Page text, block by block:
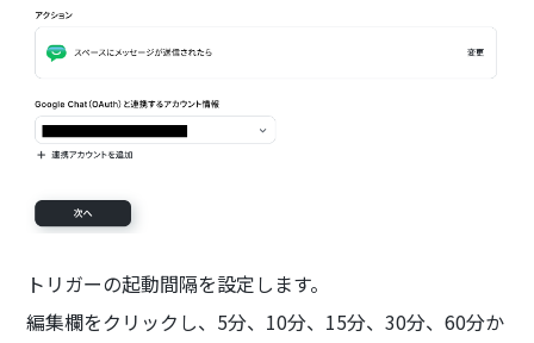
トリガーの起動間隔を設定します。
編集欄をクリックし、5分、10分、15分、30分、60分か